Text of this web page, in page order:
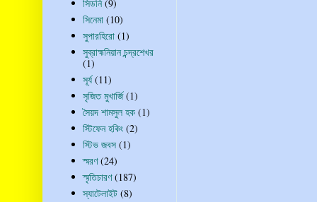
সিডনি (9)
সিনেমা (10)
সুপারহিরো (1)
সুব্রাহ্মনিয়ান চন্দ্রশেখর
(1)
সূর্য (11)
সৃজিত মুখার্জি (1)
সৈয়দ শামসুল হক (1)
স্টিফেন হকিং (2)
স্টিভ জবস (1)
স্মরণ (24)
স্মৃতিচারণ (187)
স্যাটেলাইট (8)